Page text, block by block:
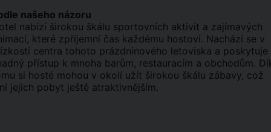
našeho názoru
nabízí širokou škálu sportovních aktivit a zajímavých
které zpříjemní čas každému hostovi. Nachází se v
centra tohoto prázdninového letoviska a poskytuje
přístup k mnoha barům, restauracím a obchodům.
si hosté mohou v okolí užít širokou škálu zábavy, což
jejich pobyt ještě atraktivnějším.